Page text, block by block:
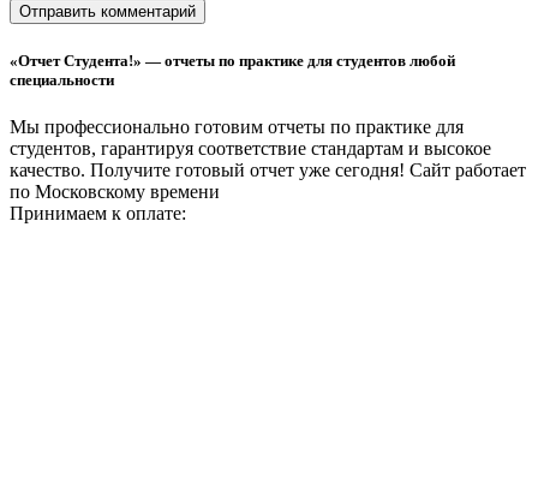
«Отчет Студента!» — отчеты по практике для студентов любой
специальности
Мы профессионально готовим отчеты по практике для
студентов, гарантируя соответствие стандартам и высокое
качество. Получите готовый отчет уже сегодня! Сайт работает
по Московскому времени
Принимаем к оплате: